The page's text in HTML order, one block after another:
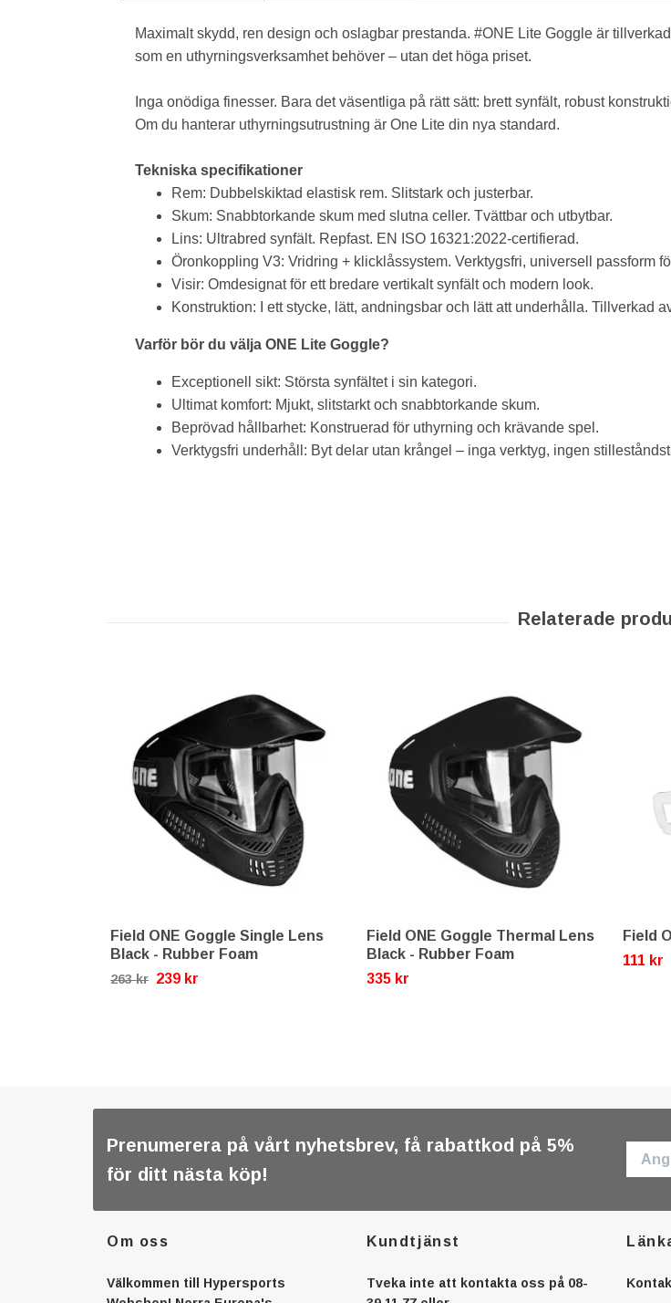
Maximalt skydd, ren design och oslagbar prestanda. #ONE Lite Goggle är
som en uthyrningsverksamhet behöver – utan det höga priset.
Inga onödiga finesser. Bara det väsentliga på rätt sätt: brett synfält, robust
Om du hanterar uthyrningsutrustning är One Lite din nya standard.
Tekniska specifikationer
Rem: Dubbelskiktad elastisk rem. Slitstark och justerbar.
Skum: Snabbtorkande skum med slutna celler. Tvättbar och utbytbar.
Lins: Ultrabred synfält. Repfast. EN ISO 16321:2022-certifierad.
Öronkoppling V3: Vridring + klicklåssystem. Verktygsfri, universell passform
Visir: Omdesignat för ett bredare vertikalt synfält och modern look.
Konstruktion: I ett stycke, lätt, andningsbar och lätt att underhålla. Tillverkad
Varför bör du välja ONE Lite Goggle?
Exceptionell sikt: Största synfältet i sin kategori.
Ultimat komfort: Mjukt, slitstarkt och snabbtorkande skum.
Beprövad hållbarhet: Konstruerad för uthyrning och krävande spel.
Verktygsfri underhåll: Byt delar utan krångel – inga verktyg, ingen
Field ONE Goggle Single Lens
Black - Rubber Foam
263 kr 239 kr
Field ONE Goggle Thermal Lens
Black - Rubber Foam
335 kr
Field
111 kr
Prenumerera på vårt nyhetsbrev, få rabattkod på 5%
för ditt nästa köp!
Om oss
Välkommen till Hypersports
Kundtjänst
Tveka inte att kontakta oss på 08-